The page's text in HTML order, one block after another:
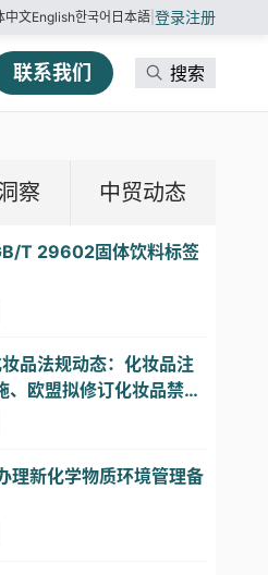
中文English한국어 日本語 登录注册
联系我们 搜索
察 中贸动态
T 29602固体饮料标签
品法规动态：化妆品注
欧盟拟修订化妆品禁限
理新化学物质环境管理备